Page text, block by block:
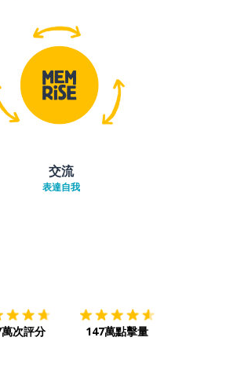
交流
表達自我
次評分 147萬點擊量